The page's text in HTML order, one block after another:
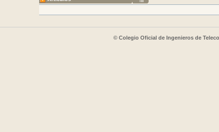
© Colegio Oficial de Ingenieros de